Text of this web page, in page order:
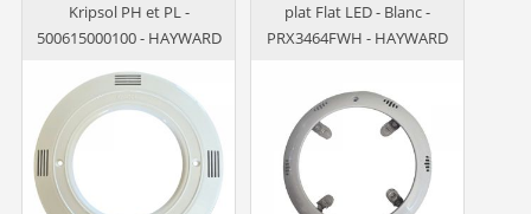
Kripsol PH et PL -
500615000100 - HAYWARD
plat Flat LED - Blanc -
PRX3464FWH - HAYWARD